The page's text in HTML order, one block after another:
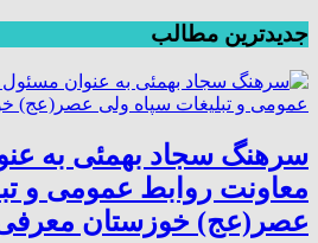
جدیدترین مطالب
سرهنگ سجاد بهمئی به
معاونت روابط عمومی و
عصر(عج) خوزستان